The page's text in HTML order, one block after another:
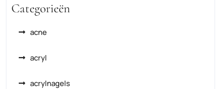
Categorieën
acne
acryl
acrylnagels